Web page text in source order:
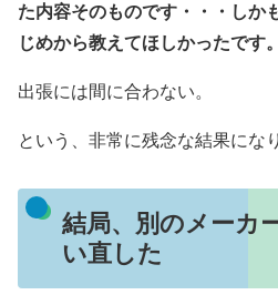
た内容そのものです・・・しか
じめから教えてほしかったです。
出張には間に合わない。
という、非常に残念な結果にな
結局、別のメーカ
い直した